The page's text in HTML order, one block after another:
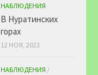
НАБЛЮДЕНИЯ
В Нуратинских
горах
12 НОЯ, 2023
НАБЛЮДЕНИЯ /